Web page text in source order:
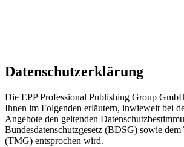
Datenschutzerklärung
Die EPP Professional Publishing Group
Ihnen im Folgenden erläutern, inwieweit bei
Angebote den geltenden
Bundesdatenschutzgesetz (BDSG) sowie dem
(TMG) entsprochen wird.